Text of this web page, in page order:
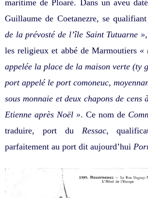
maritime de Ploaré. Dans un aveu
Guillaume de Coetanezre, se qualifiant
de la prévosté de l’île Saint Tutuarne »
les religieux et abbé de Marmoutiers «
appelée la place de la maison verte (ty
port appelé le port comoneuc,
sous monnaie et deux chapons de cens
Etienne après Noël ». Ce nom de
traduire, port du Ressac,
parfaitement au port dit aujourd’hui